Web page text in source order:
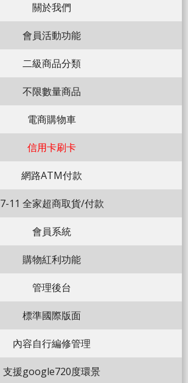
關於我們
會員活動功能
二級商品分類
不限數量商品
電商購物車
信用卡刷卡
網路ATM付款
7-11 全家超商取貨/付款
會員系統
購物紅利功能
管理後台
標準國際版面
內容自行編修管理
支援google720度環景